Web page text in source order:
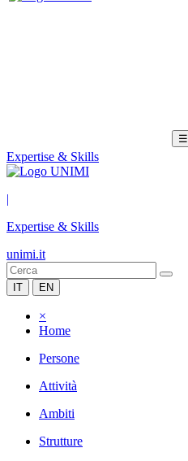
☰
Expertise & Skills
|
Expertise & Skills
unimi.it
IT EN
×
Home
Persone
Attività
Ambiti
Strutture